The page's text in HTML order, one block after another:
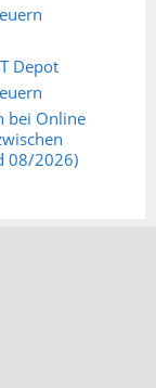
Depot
bei Online
08/2026)